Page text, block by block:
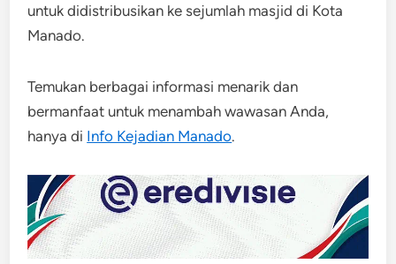
untuk didistribusikan ke sejumlah masjid di Kota
Manado.
Temukan berbagai informasi menarik dan
bermanfaat untuk menambah wawasan Anda,
hanya di Info Kejadian Manado.